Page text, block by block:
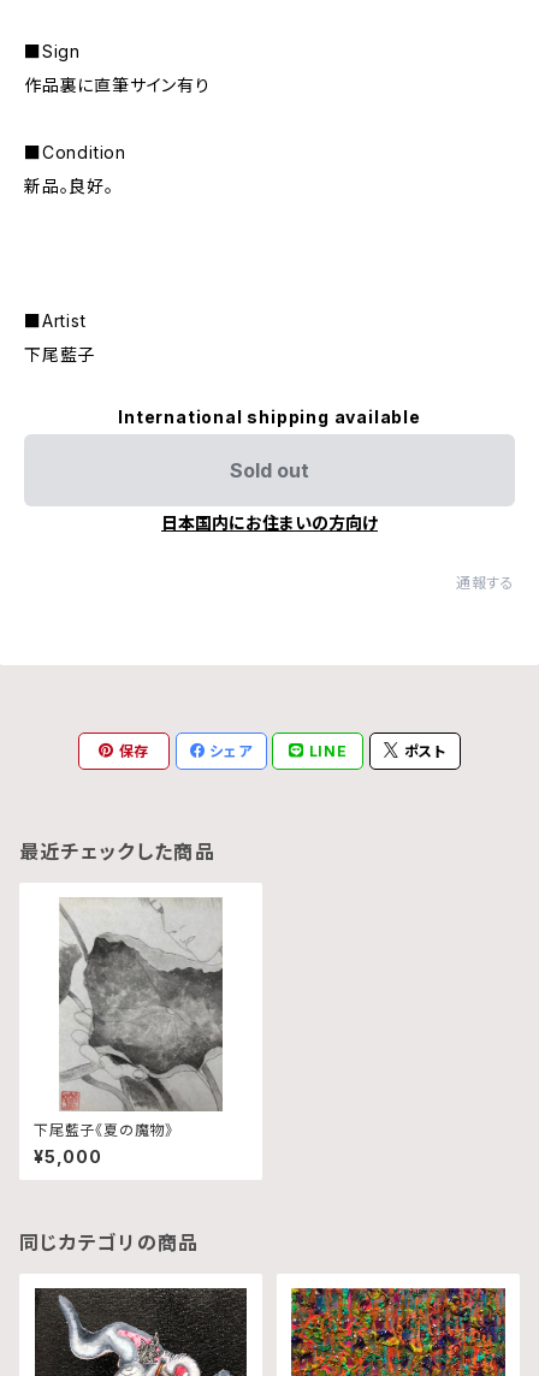
■Sign
作品裏に直筆サイン有り
■Condition
新品。良好。
■Artist
下尾藍子
International shipping available
Sold out
日本国内にお住まいの方向け
通報する
保存 シェア LINE ポスト
最近チェックした商品
下尾藍子《夏の魔物》
¥5,000
同じカテゴリの商品